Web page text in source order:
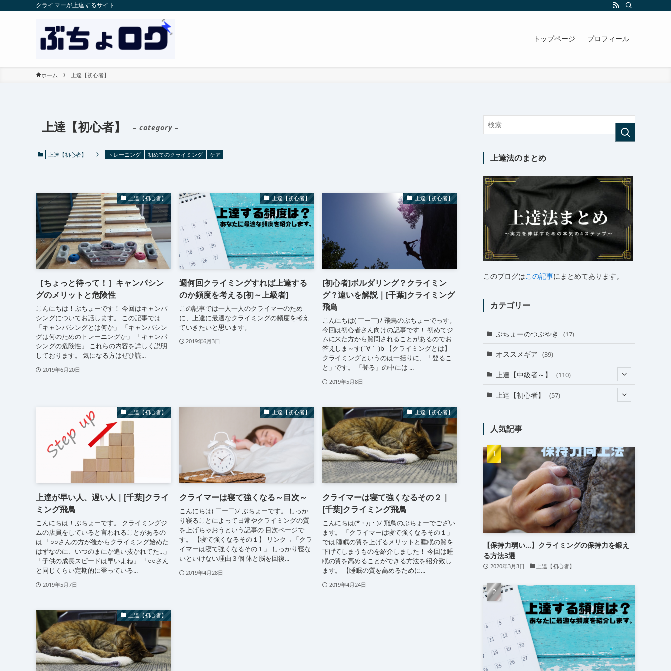
クライマーが上達するサイト
トップページ プロフィール
ホーム 上達【初心者】
上達【初心者】 – category –
上達【初心者】 トレーニング 初めてのクライミング ケア
上達【初心者】
［ちょっと待って！］キャンパシン
グのメリットと危険性
こんにちは！ぶちょーです！ 今回はキャンパ
シングについてお話します。 この記事では
「キャンパシングとは何か」 「キャンパシン
グは何のためのトレーニングか」 「キャンパ
シングの危険性」 これらの内容を詳しく説明
しております。 気になる方はぜひ読...
2019年6月20日
上達【初心者】
週何回クライミングすれば上達する
のか頻度を考える[初～上級者]
この記事では一人一人のクライマーのため
に、上達に最適なクライミングの頻度を考え
ていきたいと思います。
2019年6月3日
上達【初心者】
[初心者]ボルダリング？クライミン
グ？違いを解説｜[千葉]クライミング
飛鳥
こんにちは( ￣ー￣)ﾉ 飛鳥のぶちょーでっす。
今回は初心者さん向けの記事です！ 初めてジ
ムに来た方から質問されることがあるのでお
答えしま～す( ´∀｀ )b 【クライミングとは】
クライミングというのは一括りに、「登るこ
と」です。 「登る」の中には ...
2019年5月8日
上達【初心者】
上達が早い人、遅い人｜[千葉]クライ
ミング飛鳥
こんにちは！ぶちょーです。 クライミングジ
ムの店員をしていると言われることがあるの
は 「○○さんの方が後からクライミング始めた
はずなのに、いつのまにか追い抜かれてた...」
「子供の成長スピードは早いよね」 「○○さん
と同じくらい定期的に登っている...
2019年5月7日
上達【初心者】
クライマーは寝て強くなる～目次～
こんにちは( ￣ー￣)ﾉ ぶちょーです。 しっか
り寝ることによって日常やクライミングの質
を上げちゃおうという記事の 目次ページで
す。 【寝て強くなるその１】 リンク→「クラ
イマーは寝て強くなるその１」 しっかり寝な
いといけない理由３個 体と脳を回復...
2019年4月28日
上達【初心者】
クライマーは寝て強くなるその２｜
[千葉]クライミング飛鳥
こんにちは(*・д・)ﾉ 飛鳥のぶちょーでござい
ます。 「クライマーは寝て強くなるその１」
では 睡眠の質を上げるメリットと睡眠の質を
下げてしまうものを紹介しました！ 今回は睡
眠の質を高めることができる方法を紹介致し
ます。 【睡眠の質を高めるために...
2019年4月24日
上達【初心者】
上達法のまとめ
このブログはこの記事にまとめてあります。
カテゴリー
ぶちょーのつぶやき (17)
オススメギア (39)
上達【中級者～】 (110)
(24)
(15)
(24)
上達【初心者】 (57)
(16)
人気記事
【保持力弱い…】クライミングの保持力を鍛え
る方法3選
2020年3月3日 上達【初心者】